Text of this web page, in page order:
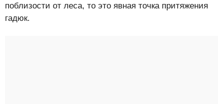
поблизости от леса, то это явная точка притяжения
гадюк.